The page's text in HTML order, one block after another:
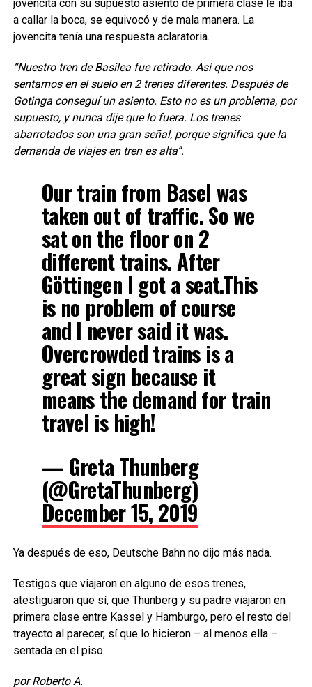
jovencita con su supuesto asiento de primera clase le iba
a callar la boca, se equivocó y de mala manera. La
jovencita tenía una respuesta aclaratoria.
“Nuestro tren de Basilea fue retirado. Así que nos
sentamos en el suelo en 2 trenes diferentes. Después de
Gotinga conseguí un asiento. Esto no es un problema, por
supuesto, y nunca dije que lo fuera. Los trenes
abarrotados son una gran señal, porque significa que la
demanda de viajes en tren es alta”.
Our train from Basel was
taken out of traffic. So we
sat on the floor on 2
different trains. After
Göttingen I got a seat.This
is no problem of course
and I never said it was.
Overcrowded trains is a
great sign because it
means the demand for train
travel is high!
— Greta Thunberg
(@GretaThunberg)
December 15, 2019
Ya después de eso, Deutsche Bahn no dijo más nada.
Testigos que viajaron en alguno de esos trenes,
atestiguaron que sí, que Thunberg y su padre viajaron en
primera clase entre Kassel y Hamburgo, pero el resto del
trayecto al parecer, sí que lo hicieron – al menos ella –
sentada en el piso.
por Roberto A.